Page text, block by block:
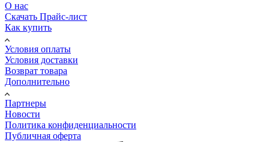
О нас
Скачать Прайс-лист
Как купить
Условия оплаты
Условия доставки
Возврат товара
Дополнительно
Партнеры
Новости
Политика конфиденциальности
Публичная оферта